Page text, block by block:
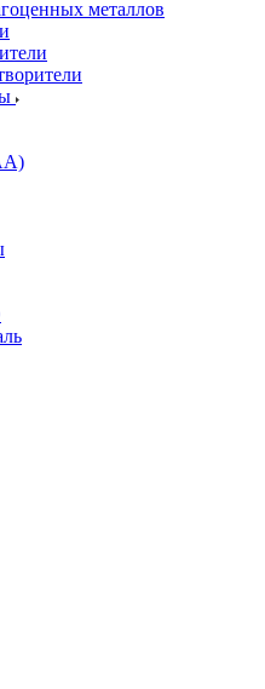
металлов